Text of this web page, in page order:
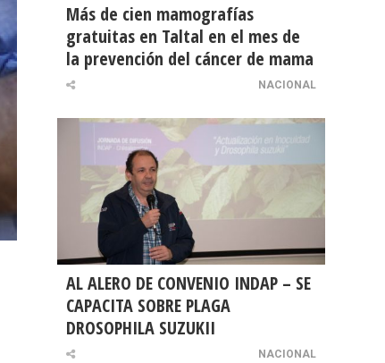
Más de cien mamografías
gratuitas en Taltal en el mes de
la prevención del cáncer de mama
NACIONAL
AL ALERO DE CONVENIO INDAP – SE
CAPACITA SOBRE PLAGA
DROSOPHILA SUZUKII
NACIONAL